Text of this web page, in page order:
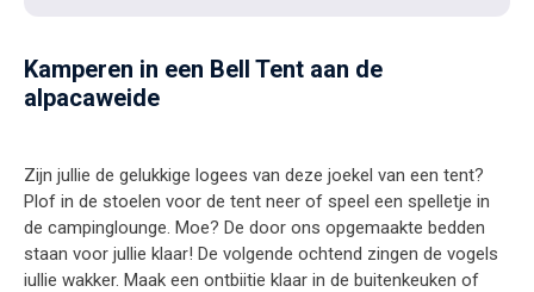
Kamperen in een Bell Tent aan de
alpacaweide
Zijn jullie de gelukkige logees van deze joekel van een tent?
Plof in de stoelen voor de tent neer of speel een spelletje in
de campinglounge. Moe? De door ons opgemaakte bedden
staan voor jullie klaar! De volgende ochtend zingen de vogels
jullie wakker. Maak een ontbijtje klaar in de buitenkeuken of